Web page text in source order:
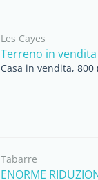
Les Cayes
Terreno in vendita
Casa in vendita,
Tabarre
ENORME